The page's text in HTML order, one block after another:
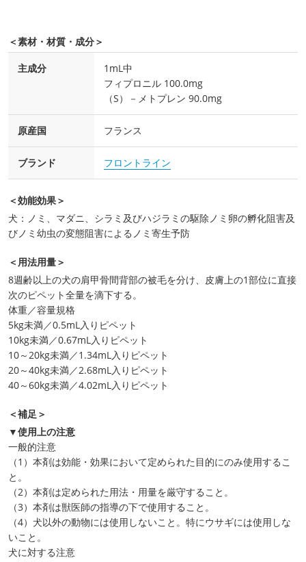
＜素材・材質・成分＞
主成分
1mL中
フィプロニル 100.0mg
（S）－メトプレン 90.0mg
原産国 フランス
ブランド フロントライン
＜効能効果＞
犬：ノミ、マダニ、シラミ及びハジラミの駆除ノミ卵の孵化阻害及
びノミ幼虫の変態阻害によるノミ寄生予防
＜用法用量＞
8週齢以上の犬の肩甲骨間背部の被毛を分け、皮膚上の1部位に直接
次のピペット全量を滴下する。
体重／容量規格
5kg未満／0.5mL入りピペット
10kg未満／0.67mL入りピペット
10～20kg未満／1.34mL入りピペット
20～40kg未満／2.68mL入りピペット
40～60kg未満／4.02mL入りピペット
＜補足＞
▼使用上の注意
一般的注意
（1）本剤は効能・効果において定められた目的にのみ使用するこ
と。
（2）本剤は定められた用法・用量を厳守すること。
（3）本剤は獣医師の指導の下で使用すること。
（4）犬以外の動物には使用しないこと。特にウサギには使用しな
いこと。
犬に対する注意